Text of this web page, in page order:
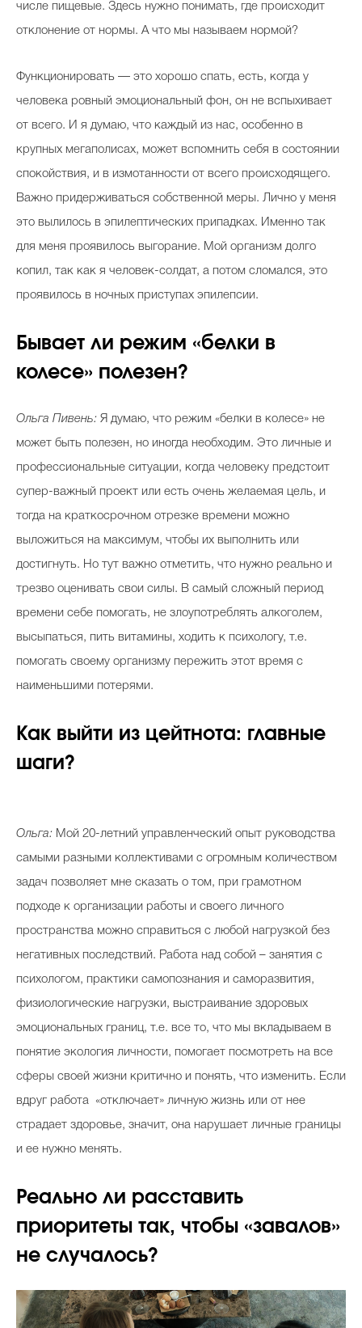
числе пищевые. Здесь нужно понимать, где происходит
отклонение от нормы. А что мы называем нормой?
Функционировать — это хорошо спать, есть, когда у
человека ровный эмоциональный фон, он не вспыхивает
от всего. И я думаю, что каждый из нас, особенно в
крупных мегаполисах, может вспомнить себя в состоянии
спокойствия, и в измотанности от всего происходящего.
Важно придерживаться собственной меры. Лично у меня
это вылилось в эпилептических припадках. Именно так
для меня проявилось выгорание. Мой организм долго
копил, так как я человек-солдат, а потом сломался, это
проявилось в ночных приступах эпилепсии.
Бывает ли режим «белки в
колесе» полезен?
Ольга Пивень: Я думаю, что режим «белки в колесе» не
может быть полезен, но иногда необходим. Это личные и
профессиональные ситуации, когда человеку предстоит
супер-важный проект или есть очень желаемая цель, и
тогда на краткосрочном отрезке времени можно
выложиться на максимум, чтобы их выполнить или
достигнуть. Но тут важно отметить, что нужно реально и
трезво оценивать свои силы. В самый сложный период
времени себе помогать, не злоупотреблять алкоголем,
высыпаться, пить витамины, ходить к психологу, т.е.
помогать своему организму пережить этот время с
наименьшими потерями.
Как выйти из цейтнота: главные
шаги?
Ольга: Мой 20-летний управленческий опыт руководства
самыми разными коллективами с огромным количеством
задач позволяет мне сказать о том, при грамотном
подходе к организации работы и своего личного
пространства можно справиться с любой нагрузкой без
негативных последствий. Работа над собой – занятия с
психологом, практики самопознания и саморазвития,
физиологические нагрузки, выстраивание здоровых
эмоциональных границ, т.е. все то, что мы вкладываем в
понятие экология личности, помогает посмотреть на все
сферы своей жизни критично и понять, что изменить. Если
вдруг работа «отключает» личную жизнь или от нее
страдает здоровье, значит, она нарушает личные границы
и ее нужно менять.
Реально ли расставить
приоритеты так, чтобы «завалов»
не случалось?